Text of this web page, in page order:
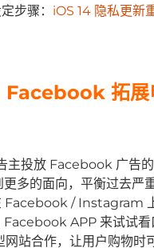
步骤： iOS 14 隐私更新
Facebook 拓展
主投放 Facebook 广告
多的面向，平衡过去严
Facebook / Instagram
APP 来试试
网站合作，让用户购物